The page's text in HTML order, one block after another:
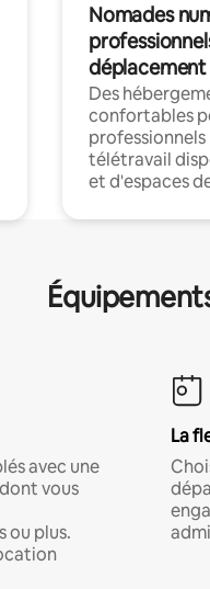
Nomades
déplacement
Des
confortables
télétravail
et d'espaces
avec une
vous
ou plus.
La